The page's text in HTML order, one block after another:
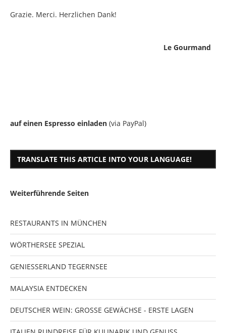
Grazie. Merci. Herzlichen Dank!
Le Gourmand
auf einen Espresso einladen (via PayPal)
TRANSLATE THIS ARTICLE INTO YOUR LANGUAGE!
Weiterführende Seiten
RESTAURANTS IN MÜNCHEN
WÖRTHERSEE SPEZIAL
GENIESSERLAND TEGERNSEE
MALAYSIA ENTDECKEN
DEUTSCHER WEIN: GROSSE GEWÄCHSE - ERSTE LAGEN